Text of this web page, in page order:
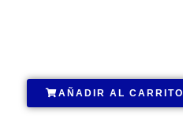
AÑADIR AL CARRITO